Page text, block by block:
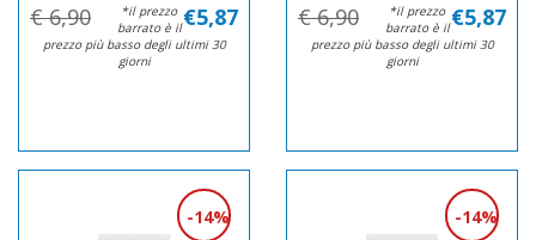
€ 6,90 €5,87
*il prezzo
barrato è il
prezzo più basso degli ultimi 30
giorni
€ 6,90 €5,87
*il prezzo
barrato è il
prezzo più basso degli ultimi 30
giorni
14% 14%